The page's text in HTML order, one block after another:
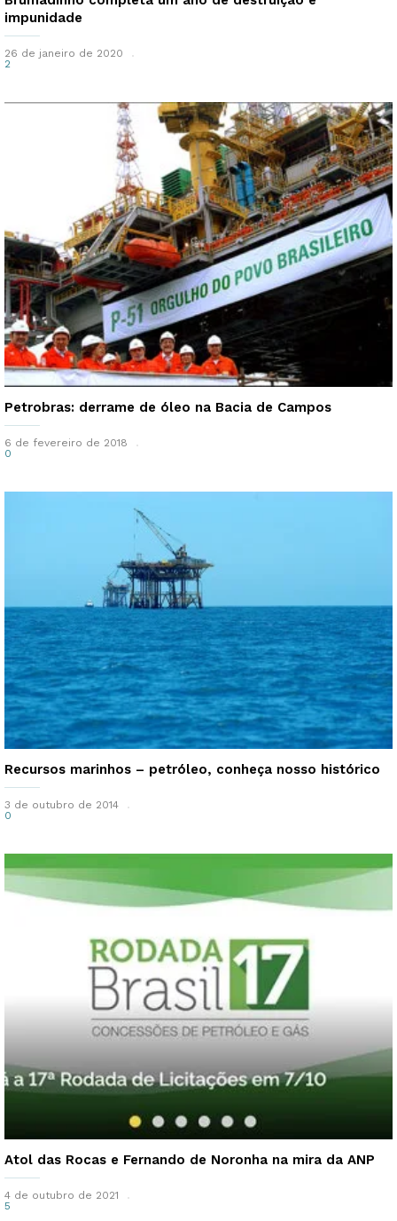
impunidade
26 de janeiro de 2020
2
Petrobras: derrame de óleo na Bacia de Campos
6 de fevereiro de 2018
0
Recursos marinhos – petróleo, conheça nosso histórico
3 de outubro de 2014
0
Atol das Rocas e Fernando de Noronha na mira da ANP
4 de outubro de 2021
5